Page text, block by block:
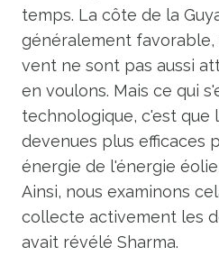
temps. La côte de la
généralement favorable,
vent ne sont pas aussi
en voulons. Mais ce qui
technologique, c'est que
devenues plus efficaces
énergie de l'énergie
Ainsi, nous examinons
collecte activement les
avait révélé Sharma.